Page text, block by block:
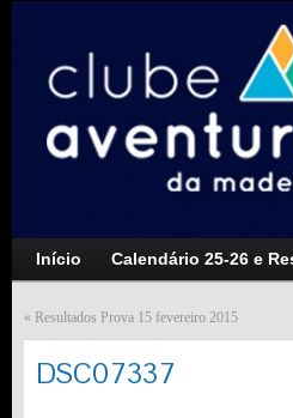
Início Calendário 25-26 e
« Resultados Prova 15 fevereiro 2015
DSC07337